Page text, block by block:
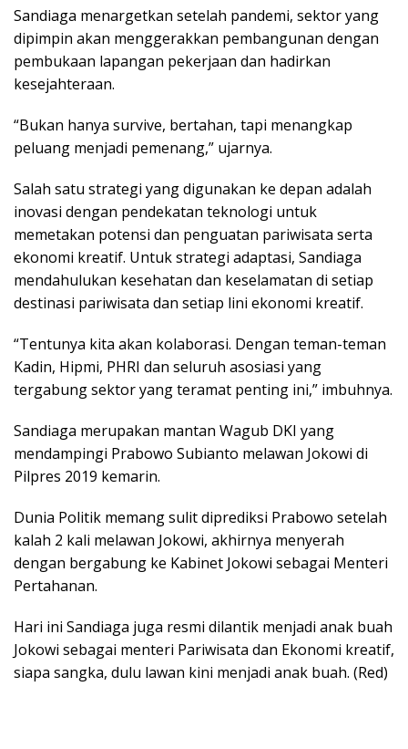
Sandiaga menargetkan setelah pandemi, sektor yang
dipimpin akan menggerakkan pembangunan dengan
pembukaan lapangan pekerjaan dan hadirkan
kesejahteraan.
“Bukan hanya survive, bertahan, tapi menangkap
peluang menjadi pemenang,” ujarnya.
Salah satu strategi yang digunakan ke depan adalah
inovasi dengan pendekatan teknologi untuk
memetakan potensi dan penguatan pariwisata serta
ekonomi kreatif. Untuk strategi adaptasi, Sandiaga
mendahulukan kesehatan dan keselamatan di setiap
destinasi pariwisata dan setiap lini ekonomi kreatif.
“Tentunya kita akan kolaborasi. Dengan teman-teman
Kadin, Hipmi, PHRI dan seluruh asosiasi yang
tergabung sektor yang teramat penting ini,” imbuhnya.
Sandiaga merupakan mantan Wagub DKI yang
mendampingi Prabowo Subianto melawan Jokowi di
Pilpres 2019 kemarin.
Dunia Politik memang sulit diprediksi Prabowo setelah
kalah 2 kali melawan Jokowi, akhirnya menyerah
dengan bergabung ke Kabinet Jokowi sebagai Menteri
Pertahanan.
Hari ini Sandiaga juga resmi dilantik menjadi anak buah
Jokowi sebagai menteri Pariwisata dan Ekonomi kreatif,
siapa sangka, dulu lawan kini menjadi anak buah. (Red)